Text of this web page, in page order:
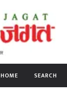
HOME SEARCH